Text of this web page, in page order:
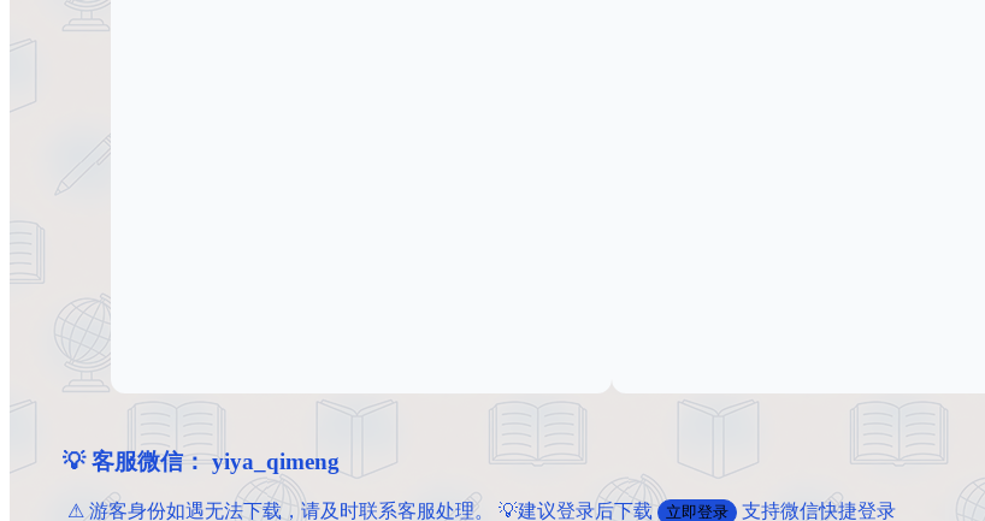
💡 客服微信： yiya_qimeng
️ ️⚠ 游客身份如遇无法下载，请及时联系客服处理。 💡建议登录后下载 立即登录 支持微信快捷登录